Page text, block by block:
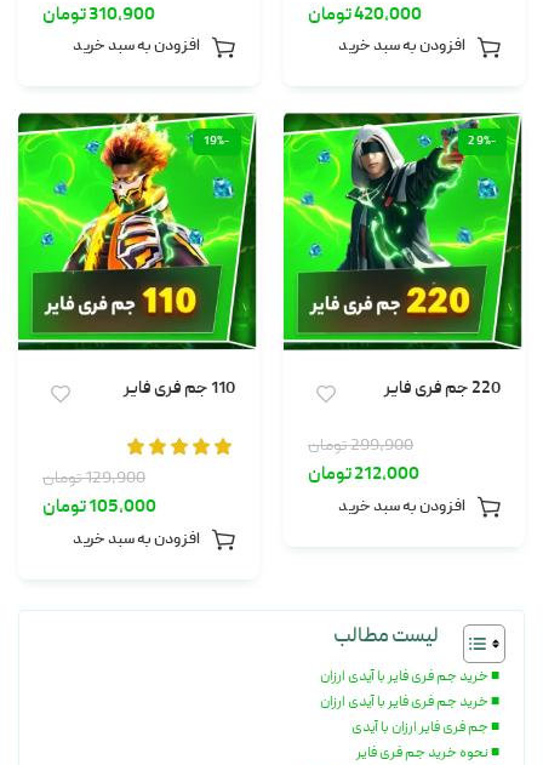
420,000تومان
افزودن به سبد خرید
310,900تومان
افزودن به سبد خرید
-29%
220 جم فری فایر
299,900تومان
212,000تومان
افزودن به سبد خرید
-19%
110 جم فری فایر
129,900تومان
105,000تومان
افزودن به سبد خرید
لیست مطالب
خرید جم فری فایر با آیدی ارزان
خرید جم فری فایر با آیدی ارزان
جم فری فایر ارزان با آیدی
نحوه خرید جم فری فایر